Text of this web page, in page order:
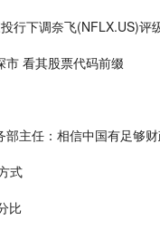
行下调奈飞(NFLX.US)评
市 看其股票代码前缀
部主任：相信中国有足够
式
比